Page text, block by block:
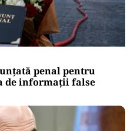
penal pentru
de informații false